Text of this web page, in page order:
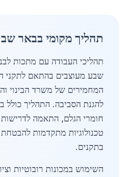
תהליך מקומי בבאר
תהליכי העבודה עם מתכות
שבע מעוצבים בהתאם לתקני
המחמירים של משרד הבינוי
להגנת הסביבה. התהליך כולל
חומרי הגלם, התאמה לדרישות
טכנולוגיות מתקדמות
בתקנים.
השימוש במכונות רובוטיות